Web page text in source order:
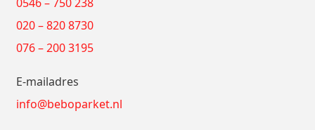
0546 – 750 238
020 – 820 8730
076 – 200 3195
E-mailadres
info@beboparket.nl